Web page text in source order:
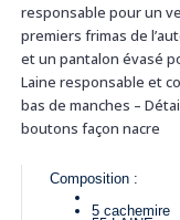
responsable pour un
premiers frimas de
et un pantalon évasé
Laine responsable et
bas de manches –
boutons façon nacre
Composition :
5 cachemire